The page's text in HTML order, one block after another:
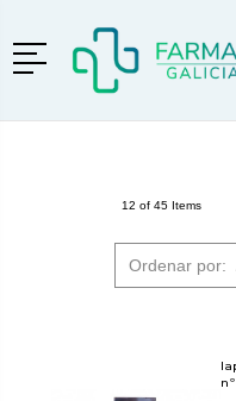
Menú
12 of 45 Items
Ordenar por: